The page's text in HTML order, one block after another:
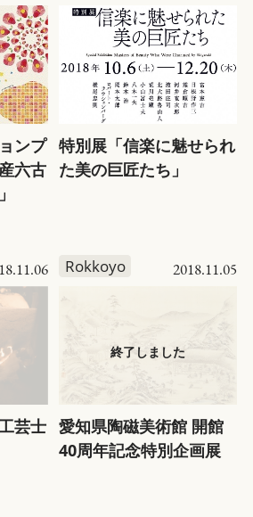
ンプ
六古
特別展「信楽に魅せられ
た美の巨匠たち」
芸士
Rokkoyo 2018.11.05
愛知県陶磁美術館 開館
40周年記念特別企画展